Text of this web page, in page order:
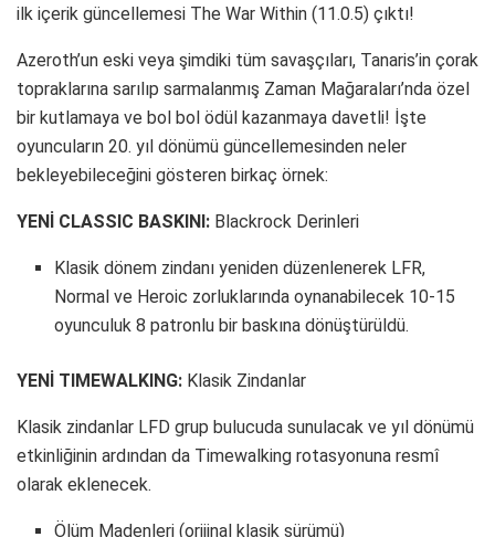
ilk içerik güncellemesi The War Within (11.0.5) çıktı!
Azeroth’un eski veya şimdiki tüm savaşçıları, Tanaris’in çorak
topraklarına sarılıp sarmalanmış Zaman Mağaraları’nda özel
bir kutlamaya ve bol bol ödül kazanmaya davetli! İşte
oyuncuların 20. yıl dönümü güncellemesinden neler
bekleyebileceğini gösteren birkaç örnek:
YENİ CLASSIC BASKINI: Blackrock Derinleri
Klasik dönem zindanı yeniden düzenlenerek LFR,
Normal ve Heroic zorluklarında oynanabilecek 10-15
oyunculuk 8 patronlu bir baskına dönüştürüldü.
YENİ TIMEWALKING: Klasik Zindanlar
Klasik zindanlar LFD grup bulucuda sunulacak ve yıl dönümü
etkinliğinin ardından da Timewalking rotasyonuna resmî
olarak eklenecek.
Ölüm Madenleri (orijinal klasik sürümü)